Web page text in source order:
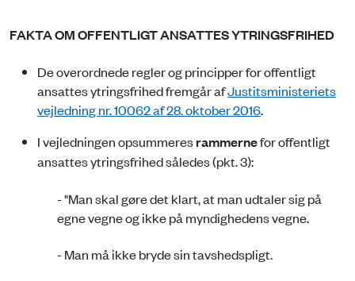
FAKTA OM OFFENTLIGT ANSATTES YTRINGSFRIHED
De overordnede regler og principper for offentligt
ansattes ytringsfrihed fremgår afJustitsministeriets
vejledning nr. 10062 af 28. oktober 2016.
I vejledningen opsummeresrammernefor offentligt
ansattes ytringsfrihed således (pkt. 3):
- "Man skal gøre det klart, at man udtaler sig på
egne vegne og ikke på myndighedens vegne.
- Man må ikke bryde sin tavshedspligt.